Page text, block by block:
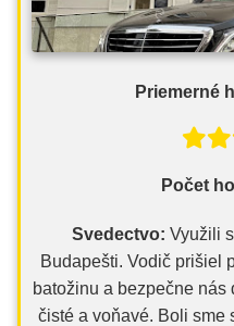
Priemerné
Počet
Svedectvo: Využili
Budapešti. Vodič prišiel
batožinu a bezpečne
čisté a voňavé. Boli sme